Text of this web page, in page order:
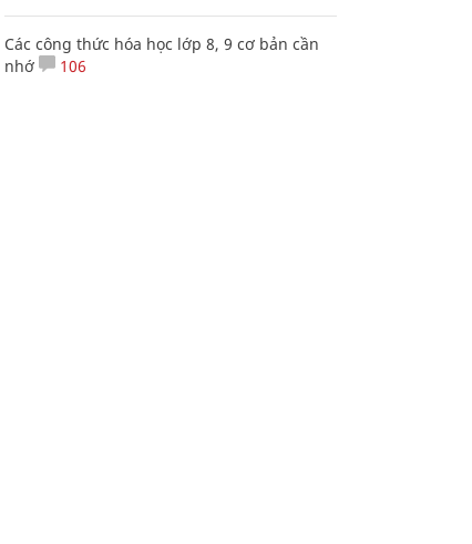
Các công thức hóa học lớp 8, 9 cơ bản cần
nhớ
106